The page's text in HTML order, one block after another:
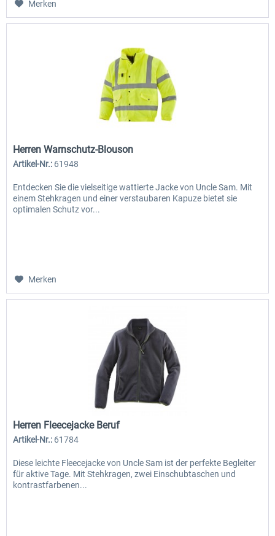
Merken
Herren Warnschutz-Blouson
Artikel-Nr.: 61948
Entdecken Sie die vielseitige wattierte Jacke von Uncle Sam. Mit
einem Stehkragen und einer verstaubaren Kapuze bietet sie
optimalen Schutz vor...
Merken
Herren Fleecejacke Beruf
Artikel-Nr.: 61784
Diese leichte Fleecejacke von Uncle Sam ist der perfekte Begleiter
für aktive Tage. Mit Stehkragen, zwei Einschubtaschen und
kontrastfarbenen...